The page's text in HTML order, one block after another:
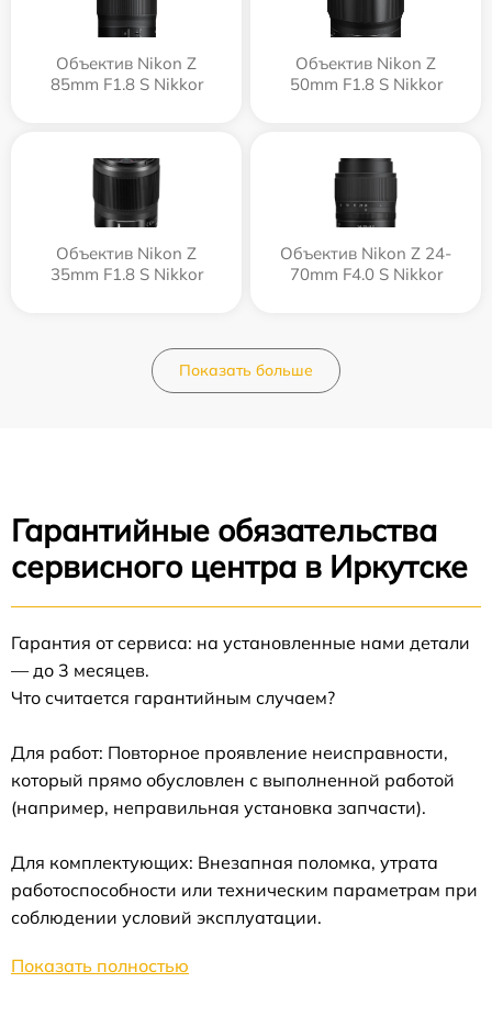
Объектив Nikon Z
85mm F1.8 S Nikkor
Объектив Nikon Z
50mm F1.8 S Nikkor
Объектив Nikon Z
35mm F1.8 S Nikkor
Объектив Nikon Z 24-
70mm F4.0 S Nikkor
Показать больше
Гарантийные обязательства
сервисного центра в Иркутске
Гарантия от сервиса: на установленные нами детали
— до 3 месяцев.
Что считается гарантийным случаем?
Для работ: Повторное проявление неисправности,
который прямо обусловлен с выполненной работой
(например, неправильная установка запчасти).
Для комплектующих: Внезапная поломка, утрата
работоспособности или техническим параметрам при
соблюдении условий эксплуатации.
Показать полностью